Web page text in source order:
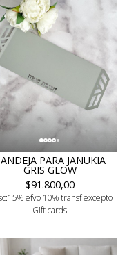
PARA JANUKIA
GRIS GLOW
$91.800,00
efvo 10% transf excepto
Gift cards